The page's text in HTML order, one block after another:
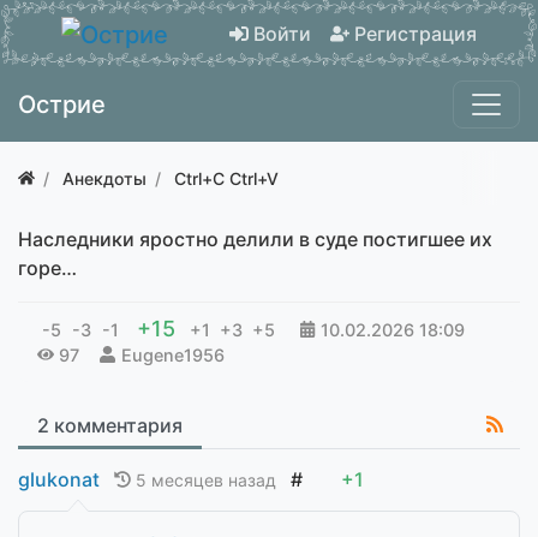
Войти Регистрация
Острие
Анекдоты Ctrl+C Ctrl+V
Наследники яростно делили в суде постигшее их
горе…
-5 -3 -1 +15 +1 +3 +5 10.02.2026 18:09
97
Eugene1956
2 комментария
glukonat 5 месяцев назад # +1